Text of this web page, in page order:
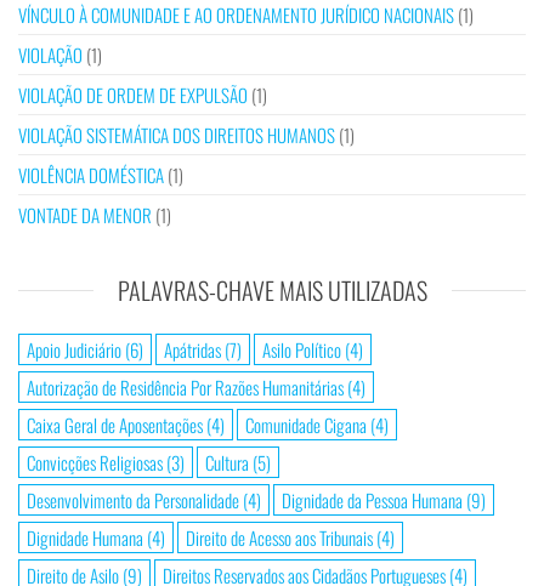
VÍNCULO À COMUNIDADE E AO ORDENAMENTO JURÍDICO NACIONAIS(1)
VIOLAÇÃO (1)
VIOLAÇÃO DE ORDEM DE EXPULSÃO (1)
VIOLAÇÃO SISTEMÁTICA DOS DIREITOS HUMANOS(1)
VIOLÊNCIA DOMÉSTICA(1)
VONTADE DA MENOR (1)
PALAVRAS-CHAVE MAIS UTILIZADAS
Apoio Judiciário(6) Apátridas(7) Asilo Político(4)
Autorização de Residência Por Razões Humanitárias(4)
Caixa Geral de Aposentações(4) Comunidade Cigana (4)
Convicções Religiosas(3) Cultura (5)
Desenvolvimento da Personalidade(4) Dignidade da Pessoa Humana (9)
Dignidade Humana (4) Direito de Acesso aos Tribunais(4)
Direito de Asilo(9) Direitos Reservados aos Cidadãos Portugueses(4)